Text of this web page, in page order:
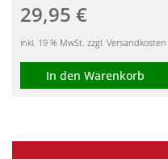
29,95 €
inkl. 19 % MwSt. zzgl. Versandkosten
In den Warenkorb